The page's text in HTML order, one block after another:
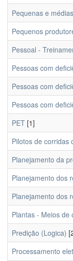
Pequenas e
Pequenos
Pessoal -
Pessoas com
Pessoas com
Pessoas com
PET [1]
Pilotos de corridas
Planejamento da
Planejamento dos
Planejamento dos
Plantas - Meios de
Predição (Logica)
Processamento